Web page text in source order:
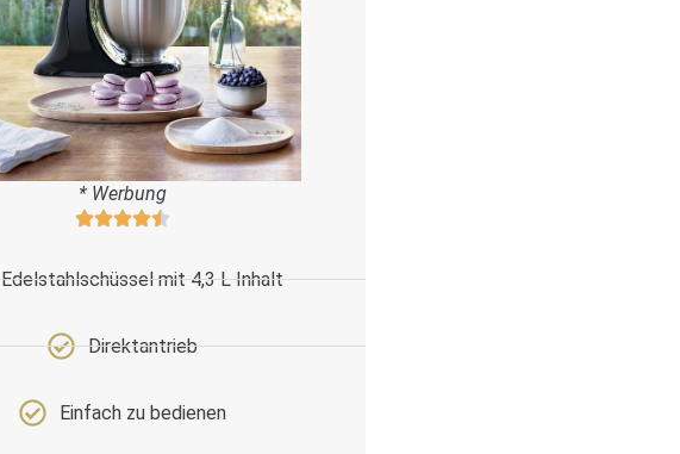
* Werbung
Edelstahlschüssel mit 4,3 L Inhalt
Direktantrieb
Einfach zu bedienen